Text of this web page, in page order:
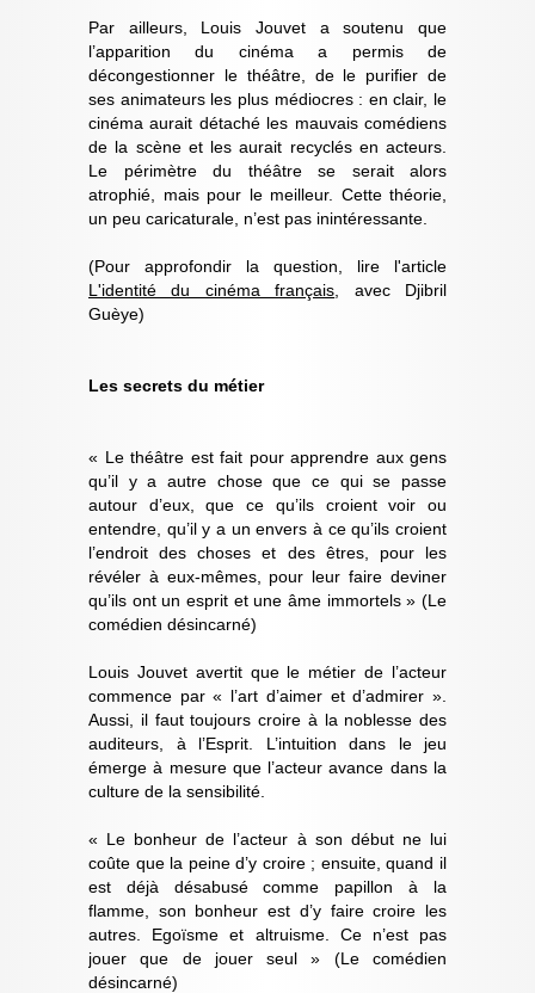
Par ailleurs, Louis Jouvet a soutenu que
l’apparition du cinéma a permis de
décongestionner le théâtre, de le purifier de
ses animateurs les plus médiocres : en clair, le
cinéma aurait détaché les mauvais comédiens
de la scène et les aurait recyclés en acteurs.
Le périmètre du théâtre se serait alors
atrophié, mais pour le meilleur. Cette théorie,
un peu caricaturale, n’est pas inintéressante.
(Pour approfondir la question, lire l'article
L'identité du cinéma français , avec Djibril
Guèye)
Les secrets du métier
« Le théâtre est fait pour apprendre aux gens
qu’il y a autre chose que ce qui se passe
autour d’eux, que ce qu’ils croient voir ou
entendre, qu’il y a un envers à ce qu’ils croient
l’endroit des choses et des êtres, pour les
révéler à eux-mêmes, pour leur faire deviner
qu’ils ont un esprit et une âme immortels » (Le
comédien désincarné)
Louis Jouvet avertit que le métier de l’acteur
commence par « l’art d’aimer et d’admirer ».
Aussi, il faut toujours croire à la noblesse des
auditeurs, à l’Esprit. L’intuition dans le jeu
émerge à mesure que l’acteur avance dans la
culture de la sensibilité.
« Le bonheur de l’acteur à son début ne lui
coûte que la peine d’y croire ; ensuite, quand il
est déjà désabusé comme papillon à la
flamme, son bonheur est d’y faire croire les
autres. Egoïsme et altruisme. Ce n’est pas
jouer que de jouer seul » (Le comédien
désincarné)